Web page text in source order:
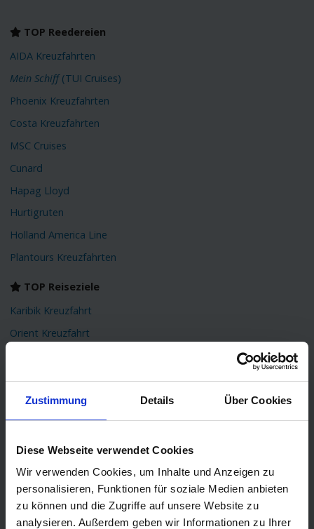
Zustimmung Details Über Cookies
Diese Webseite verwendet Cookies
Wir verwenden Cookies, um Inhalte und Anzeigen zu
personalisieren, Funktionen für soziale Medien anbieten
zu können und die Zugriffe auf unsere Website zu
analysieren. Außerdem geben wir Informationen zu Ihrer
TOP Reedereien
AIDA Kreuzfahrten
Mein Schiff(TUI Cruises)
Phoenix Kreuzfahrten
Costa Kreuzfahrten
MSC Cruises
Cunard
Hapag Lloyd
Hurtigruten
Holland America Line
Plantours Kreuzfahrten
TOP Reiseziele
Karibik Kreuzfahrt
Orient Kreuzfahrt
Kreuzfahrt Kanaren
Kreuzfahrt Nordkap
Kreuzfahrt Asien
Kreuzfahrt Island
Kreuzfahrt Südamerika
Transatlantik Kreuzfahrt